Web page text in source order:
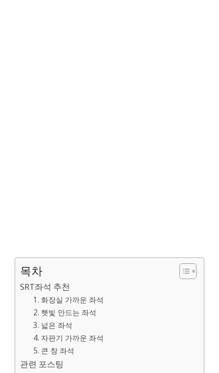
목차
SRT좌석 추천
1. 화장실 가까운 좌석
2. 햇빛 안드는 좌석
3. 넓은 좌석
4. 자판기 가까운 좌석
5. 큰 창 좌석
관련 포스팅